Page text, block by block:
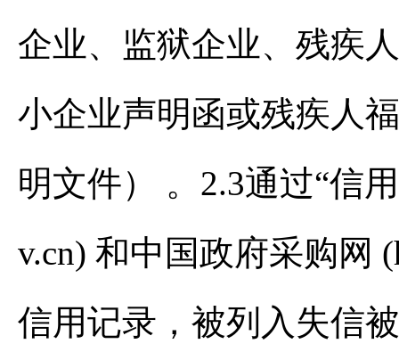
企业、监狱企业、残疾
小企业声明函或残疾人
明文件） 。2.3通过“信
v.cn) 和中国政府采购网
信用记录，被列入失信